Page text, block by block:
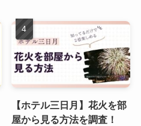
【ホテル三日月】花火を部
屋から見る方法を調査！